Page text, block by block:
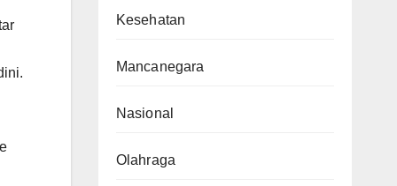
Kesehatan
Mancanegara
Nasional
Olahraga